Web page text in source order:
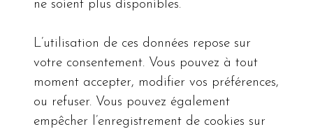
ne soient plus disponibles.
L’utilisation de ces données repose sur
votre consentement. Vous pouvez à tout
moment accepter, modifier vos préférences,
ou refuser. Vous pouvez également
empêcher l’enregistrement de cookies sur